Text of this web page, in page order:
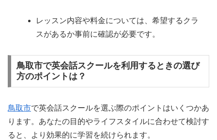
レッスン内容や料金については、希望するクラ
スがあるか事前に確認が必要です。
鳥取市で英会話スクールを利用するときの選び
方のポイントは？
鳥取市で英会話スクールを選ぶ際のポイントはいくつかあ
ります。あなたの目的やライフスタイルに合わせて検討す
ると、より効果的に学習を続けられます。